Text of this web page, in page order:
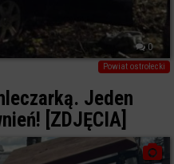
0
Powiat ostrołecki
Jeden
[ZDJĘCIA]